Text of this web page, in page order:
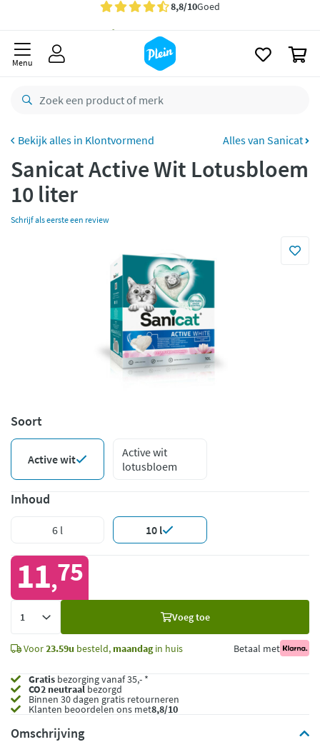
Gratisbezorging vanaf 35,- *
besteld,
Gratisretourneren
Betaal met Klarna
Menu
Klontvormend Alles van Sanicat
Sanicat Active Wit Lotusbloem
10 liter
Schrijf als eerste een review
Soort
Active wit
Active wit
lotusbloem
Inhoud
6 l 10 l
11,75
Voeg toe
Voor23.59u besteld, maandagin huis Betaal met
Gratis bezorging vanaf 35,- *
CO2 neutraalbezorgd
Binnen 30 dagen gratis retourneren
Klanten beoordelen ons met8,8/10
Omschrijving